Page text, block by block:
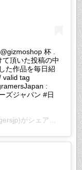
杯 .
頂いた投稿の中
た作品を毎日紹
valid tag
:
ズジャパン #日
がシェアした投稿 –